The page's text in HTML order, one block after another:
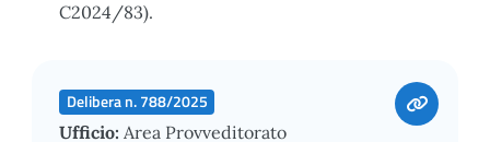
C2024/83).
Delibera n. 788/2025
Ufficio: Area Provveditorato